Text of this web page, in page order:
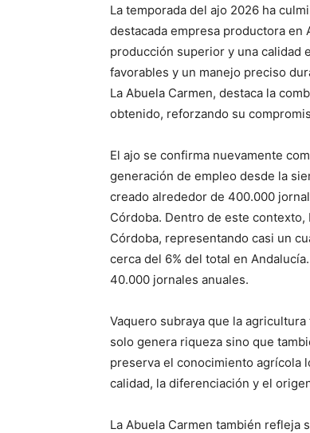
La temporada del ajo 2026 ha
destacada empresa productora en
producción superior y una calidad
favorables y un manejo preciso
La Abuela Carmen, destaca la
obtenido, reforzando su
El ajo se confirma nuevamente
generación de empleo desde la
creado alrededor de 400.000
Córdoba. Dentro de este
Córdoba, representando casi un
cerca del 6% del total en
40.000 jornales anuales.
Vaquero subraya que la
solo genera riqueza sino que
preserva el conocimiento agrícola
calidad, la diferenciación y el
La Abuela Carmen también refleja